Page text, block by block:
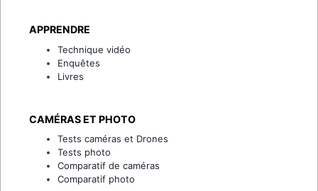
APPRENDRE
Technique vidéo
Enquêtes
Livres
CAMÉRAS ET PHOTO
Tests caméras et Drones
Tests photo
Comparatif de caméras
Comparatif photo